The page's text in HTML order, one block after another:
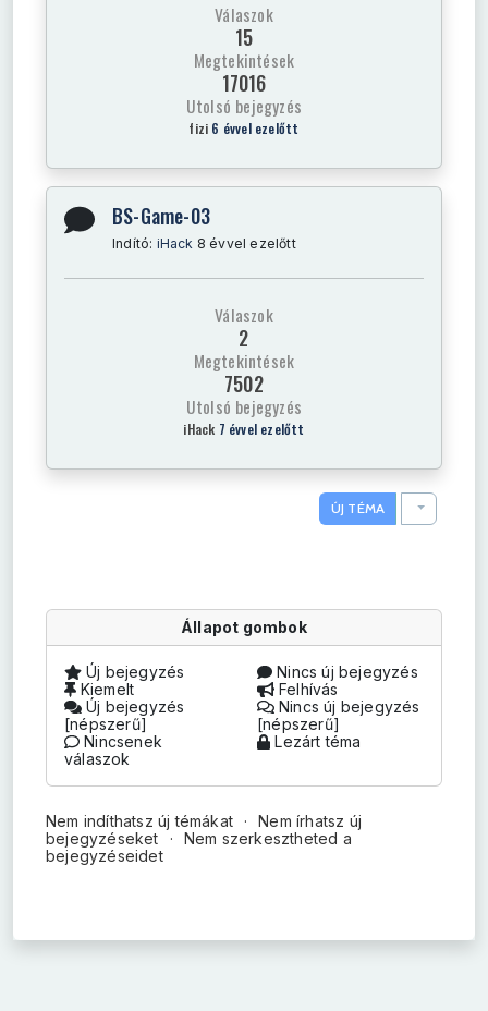
Válaszok
15
Megtekintések
17016
Utolsó bejegyzés
fizi 6 évvel ezelőtt
BS-Game-03
Indító: iHack 8 évvel ezelőtt
Válaszok
2
Megtekintések
7502
Utolsó bejegyzés
iHack 7 évvel ezelőtt
ÚJ TÉMA TOGGLE
Állapot gombok
Új bejegyzés
Nincs új bejegyzés
Kiemelt
Felhívás
Új bejegyzés
[népszerű]
Nincs új bejegyzés
[népszerű]
Nincsenek
válaszok
Lezárt téma
Nem indíthatsz új témákat
Nem írhatsz új
bejegyzéseket
Nem szerkesztheted a
bejegyzéseidet